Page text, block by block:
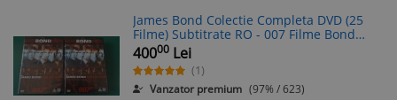
James Bond Colectie Completa DVD (25
Filme) Subtitrate RO - 007 Filme Bond
Editie Speciala
40000 Lei
(1)
Vanzator premium (97% / 623)